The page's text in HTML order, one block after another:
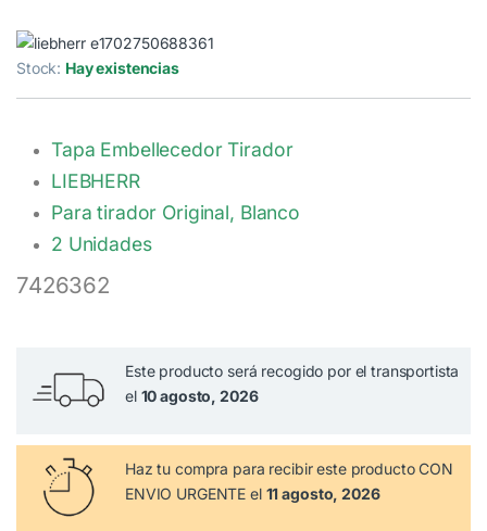
Stock: Hay existencias
Tapa Embellecedor Tirador
LIEBHERR
Para tirador Original, Blanco
2 Unidades
7426362
Este producto será recogido por el transportista
el 10 agosto, 2026
Haz tu compra para recibir este producto CON
ENVIO URGENTE el 11 agosto, 2026